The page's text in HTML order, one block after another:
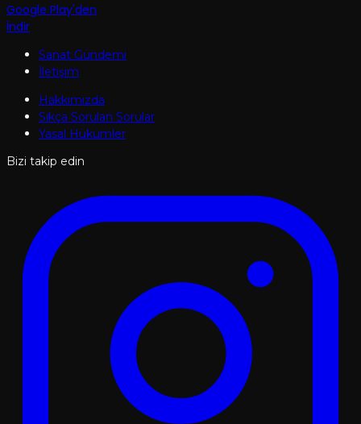
Google Play'den
İndir
Sanat Gündemi
İletişim
Hakkımızda
Sıkça Sorulan Sorular
Yasal Hükümler
Bizi takip edin